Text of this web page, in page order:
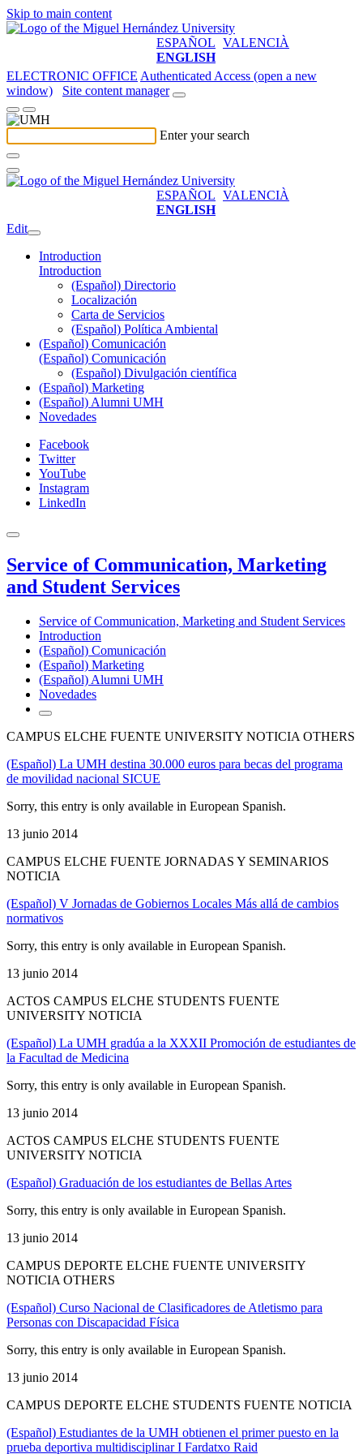
Skip to main content
ESPAÑOL VALENCIÀ
ENGLISH
ELECTRONIC OFFICE Authenticated Access (open a new
window)
Site content manager
Enter your search
ESPAÑOL VALENCIÀ
ENGLISH
Edit
Introduction
Introduction
(Español) Directorio
Localización
Carta de Servicios
(Español) Política Ambiental
(Español) Comunicación
(Español) Comunicación
(Español) Divulgación científica
(Español) Marketing
(Español) Alumni UMH
Novedades
Facebook
Twitter
YouTube
Instagram
LinkedIn
Service of Communication, Marketing
and Student Services
Service of Communication, Marketing and Student Services
Introduction
(Español) Comunicación
(Español) Marketing
(Español) Alumni UMH
Novedades
CAMPUS ELCHE FUENTE UNIVERSITY NOTICIA OTHERS
(Español) La UMH destina 30.000 euros para becas del programa
de movilidad nacional SICUE
Sorry, this entry is only available in European Spanish.
13 junio 2014
CAMPUS ELCHE FUENTE JORNADAS Y SEMINARIOS
NOTICIA
(Español) V Jornadas de Gobiernos Locales Más allá de cambios
normativos
Sorry, this entry is only available in European Spanish.
13 junio 2014
ACTOS CAMPUS ELCHE STUDENTS FUENTE
UNIVERSITY NOTICIA
(Español) La UMH gradúa a la XXXII Promoción de estudiantes de
la Facultad de Medicina
Sorry, this entry is only available in European Spanish.
13 junio 2014
ACTOS CAMPUS ELCHE STUDENTS FUENTE
UNIVERSITY NOTICIA
(Español) Graduación de los estudiantes de Bellas Artes
Sorry, this entry is only available in European Spanish.
13 junio 2014
CAMPUS DEPORTE ELCHE FUENTE UNIVERSITY
NOTICIA OTHERS
(Español) Curso Nacional de Clasificadores de Atletismo para
Personas con Discapacidad Física
Sorry, this entry is only available in European Spanish.
13 junio 2014
CAMPUS DEPORTE ELCHE STUDENTS FUENTE NOTICIA
(Español) Estudiantes de la UMH obtienen el primer puesto en la
prueba deportiva multidisciplinar I Fardatxo Raid